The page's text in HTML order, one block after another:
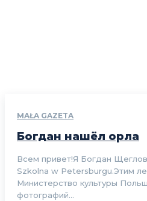
MAŁA GAZETA
Богдан нашёл орла
Всем привет!Я Богдан
Szkolna w Petersburgu.Этим
Министерство культуры
фотографий...